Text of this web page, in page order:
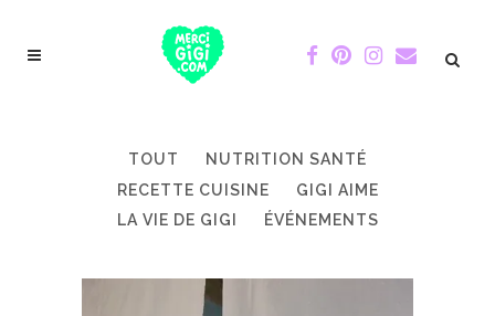
TOUT
NUTRITION SANTÉ
RECETTE CUISINE
GIGI AIME
LA VIE DE GIGI
ÉVÉNEMENTS